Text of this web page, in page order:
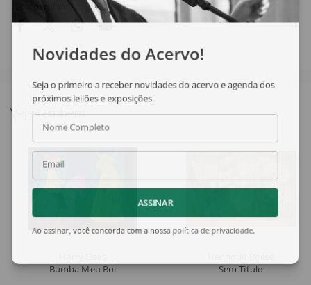
Compartilhar
Veja também
Bumba Meu Boi
Sem Título
Novidades do Acervo!
Seja o primeiro a receber novidades do acervo e agenda dos
próximos leilões e exposições.
Nome Completo
Email
ASSINAR
Ao assinar, você concorda com a nossapolítica de privacidade